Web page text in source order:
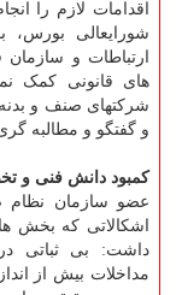
اقدامات لازم را
شورایعالی بورس،
ارتباطات و سازمان
های قانونی کمک
شرکتهای صنف و
و گفتگو و مطالبه گری
کمبود دانش فنی و
عضو سازمان نظام
اشکالاتی که بخش
داشت: بی ثباتی
مداخلات بیش از